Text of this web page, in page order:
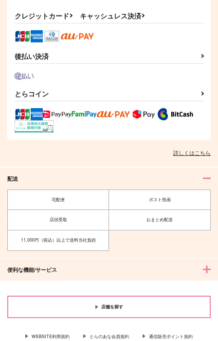
平野と鍵浦 7
そんなに言うなら抱いてやる ファミレス行こ。 下
オレはお前に推されたい!! 隠れ狼と流され子羊
夫を味方にする方法 5 甘くて熱くて息もできない 4
クレジットカード キャッシュレス決済
後払い決済
とらコイン
詳しくはこちら
配送
宅配便 ポスト投函
店頭受取 おまとめ配送
11,000円（税込）以上で送料当社負担
便利な機能/サービス
店舗を探す
WEBSITE利用規約 とらのあな会員規約 通信販売ポイント規約